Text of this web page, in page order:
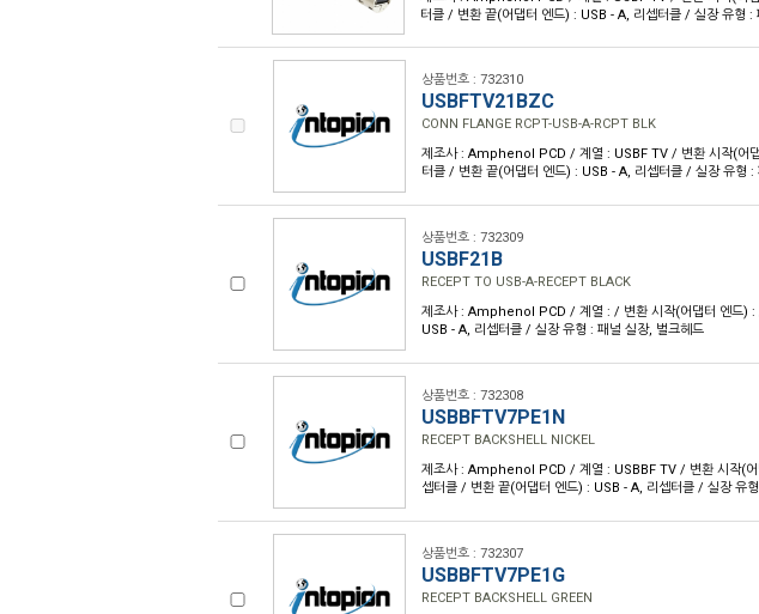
터클 / 변환 끝(어댑터 엔드) : USB - A, 리셉터클 / 실장 유형 :
상품번호 : 732310
USBFTV21BZC
CONN FLANGE RCPT-USB-A-RCPT BLK
제조사 : Amphenol PCD / 계열 : USBF TV / 변환 시작(어
터클 / 변환 끝(어댑터 엔드) : USB - A, 리셉터클 / 실장 유형 :
상품번호 : 732309
USBF21B
RECEPT TO USB-A-RECEPT BLACK
제조사 : Amphenol PCD / 계열 : / 변환 시작(어댑터 엔드) :
USB - A, 리셉터클 / 실장 유형 : 패널 실장, 벌크헤드
상품번호 : 732308
USBBFTV7PE1N
RECEPT BACKSHELL NICKEL
제조사 : Amphenol PCD / 계열 : USBBF TV / 변환 시작(어
셉터클 / 변환 끝(어댑터 엔드) : USB - A, 리셉터클 / 실장 유
상품번호 : 732307
USBBFTV7PE1G
RECEPT BACKSHELL GREEN